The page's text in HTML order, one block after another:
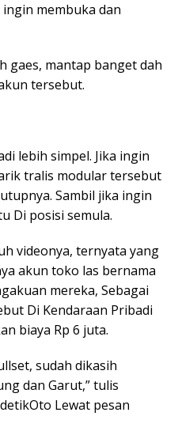
membuka dan
gaes, mantap banget dah
tersebut.
lebih simpel. Jika ingin
tralis modular tersebut
Sambil jika ingin
Di posisi semula.
videonya, ternyata yang
akun toko las bernama
mereka, Sebagai
Di Kendaraan Pribadi
biaya Rp 6 juta.
sudah dikasih
dan Garut,” tulis
Lewat pesan